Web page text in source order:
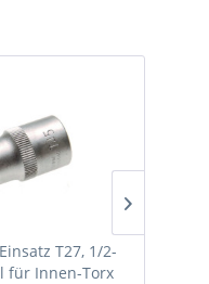
T27, 1/2-
für Innen-Torx